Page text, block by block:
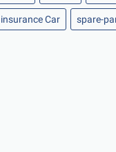
insurance Car spare-